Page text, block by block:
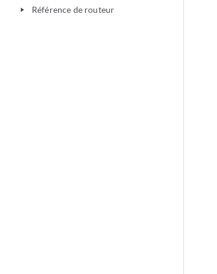
play_arrow Référence de routeur